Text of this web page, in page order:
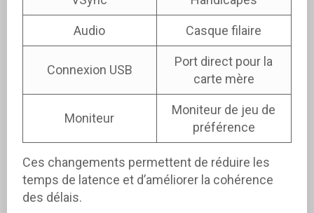
Audio Casque filaire
Connexion USB
Port direct pour la
carte mère
Moniteur
Moniteur de jeu de
préférence
Ces changements permettent de réduire les
temps de latence et d’améliorer la cohérence
des délais.